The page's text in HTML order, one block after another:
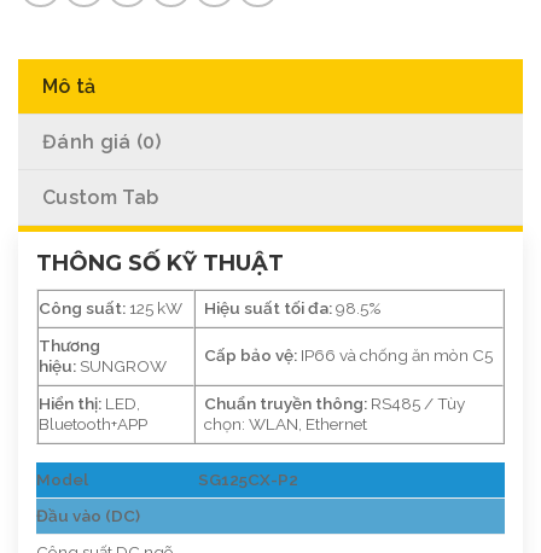
Mô tả
Đánh giá (0)
Custom Tab
THÔNG SỐ KỸ THUẬT
Công suất: 125 kW Hiệu suất tối đa:98.5%
Thương
hiệu: SUNGROW
Cấp bảo vệ:IP66 và chống ăn mòn C5
Hiển thị: LED,
Bluetooth+APP
Chuẩn truyền thông:RS485 / Tùy
chọn: WLAN, Ethernet
Model
SG125CX-P2
Đầu vào (DC)